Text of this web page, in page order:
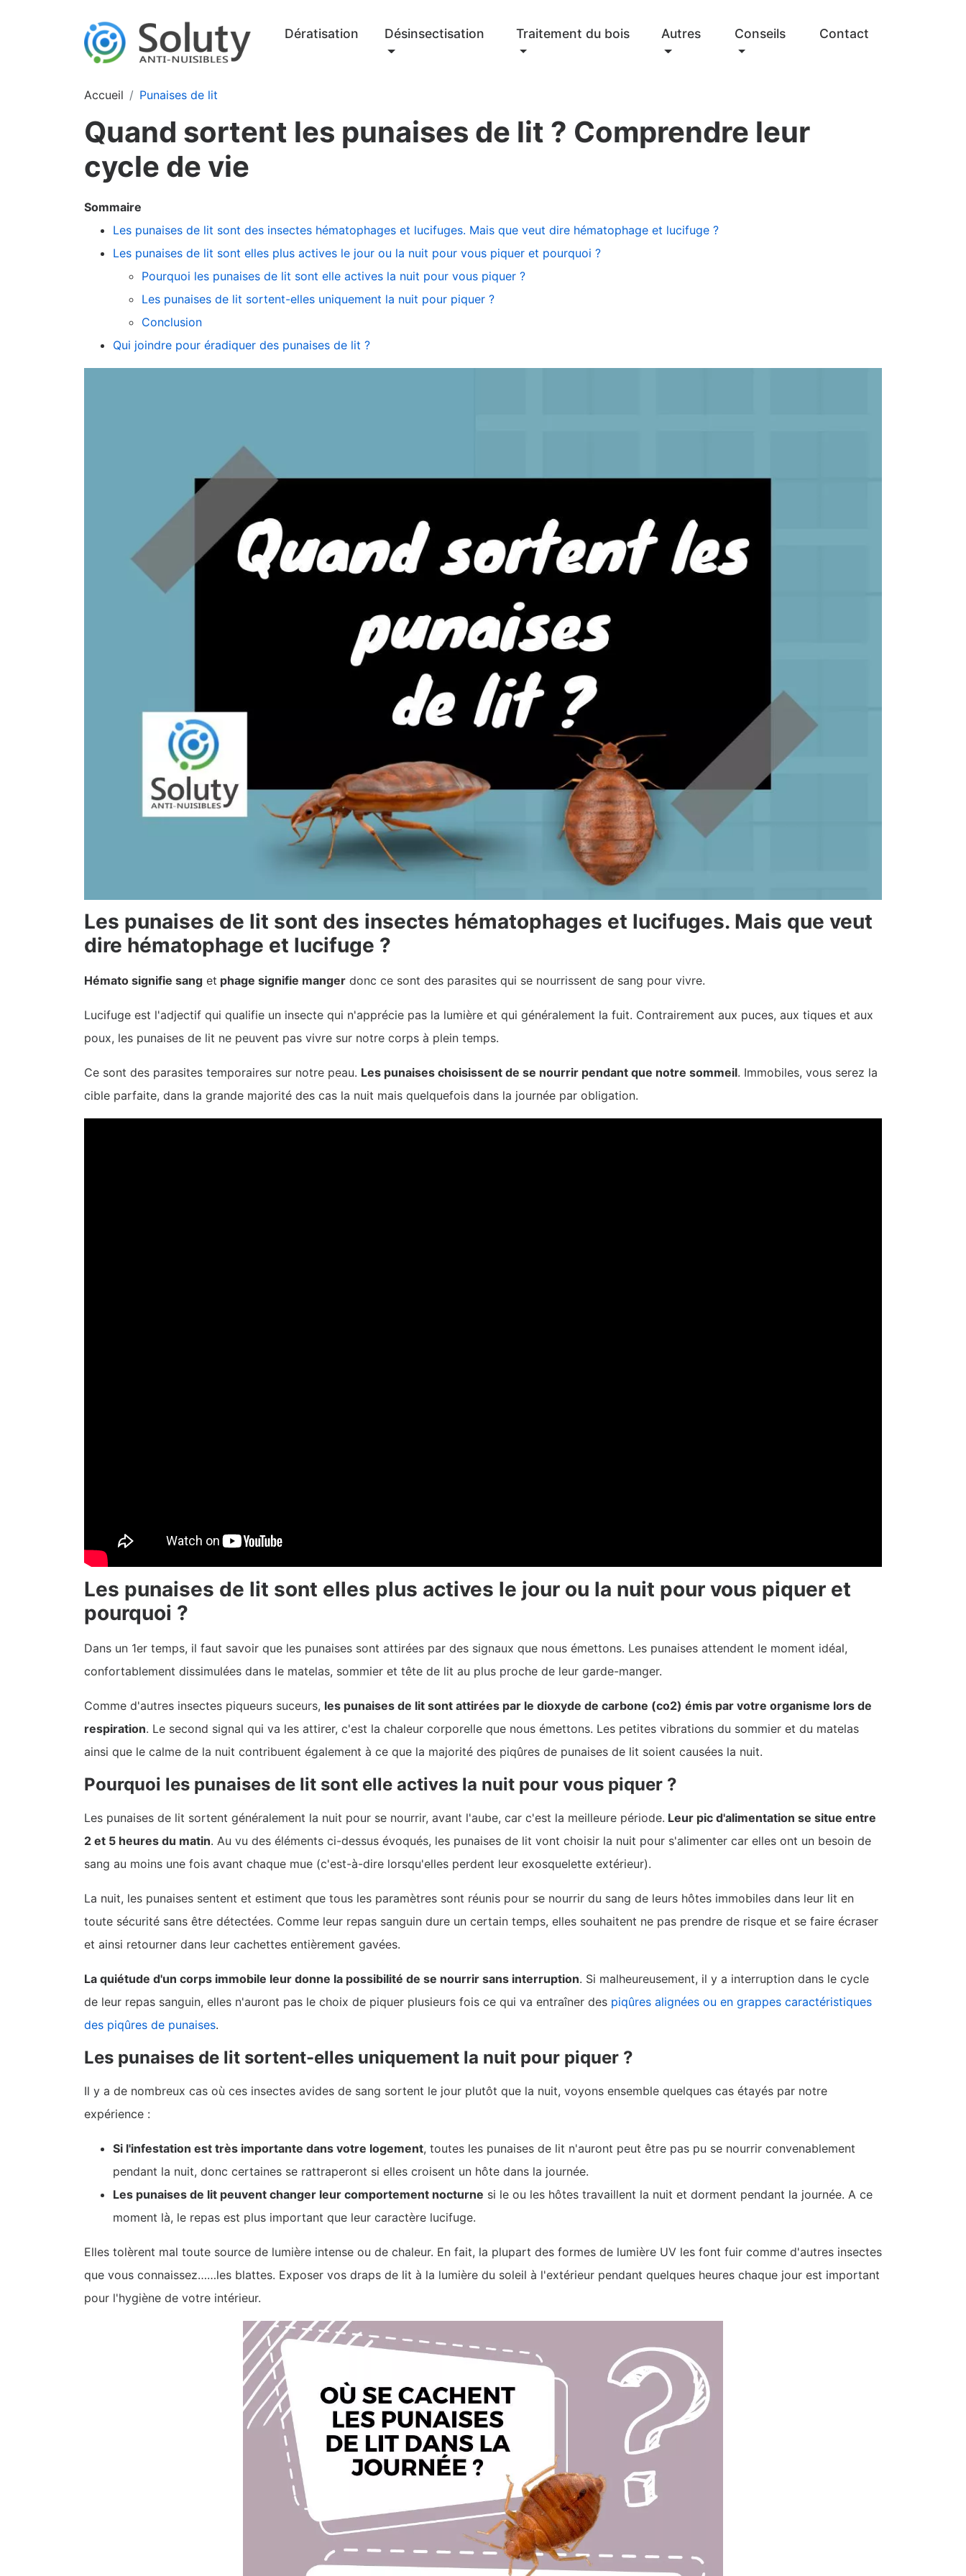
Dératisation Désinsectisation Traitement du bois Autres Conseils Contact
Accueil Punaises de lit
Quand sortent les punaises de lit ? Comprendre leur
cycle de vie
Sommaire
Les punaises de lit sont des insectes hématophages et lucifuges. Mais que veut dire hématophage et lucifuge ?
Les punaises de lit sont elles plus actives le jour ou la nuit pour vous piquer et pourquoi ?
Pourquoi les punaises de lit sont elle actives la nuit pour vous piquer ?
Les punaises de lit sortent-elles uniquement la nuit pour piquer ?
Conclusion
Qui joindre pour éradiquer des punaises de lit ?
Les punaises de lit sont des insectes hématophages et lucifuges. Mais que veut
dire hématophage et lucifuge ?
Hémato signifie sang et phage signifie manger donc ce sont des parasites qui se nourrissent de sang pour vivre.
Lucifuge est l'adjectif qui qualifie un insecte qui n'apprécie pas la lumière et qui généralement la fuit. Contrairement aux puces, aux tiques et aux
poux, les punaises de lit ne peuvent pas vivre sur notre corps à plein temps.
Ce sont des parasites temporaires sur notre peau. Les punaises choisissent de se nourrir pendant que notre sommeil. Immobiles, vous serez la
cible parfaite, dans la grande majorité des cas la nuit mais quelquefois dans la journée par obligation.
Les punaises de lit sont elles plus actives le jour ou la nuit pour vous piquer et
pourquoi ?
Dans un 1er temps, il faut savoir que les punaises sont attirées par des signaux que nous émettons. Les punaises attendent le moment idéal,
confortablement dissimulées dans le matelas, sommier et tête de lit au plus proche de leur garde-manger.
Comme d'autres insectes piqueurs suceurs, les punaises de lit sont attirées par le dioxyde de carbone (co2) émis par votre organisme lors de
respiration. Le second signal qui va les attirer, c'est la chaleur corporelle que nous émettons. Les petites vibrations du sommier et du matelas
ainsi que le calme de la nuit contribuent également à ce que la majorité des piqûres de punaises de lit soient causées la nuit.
Pourquoi les punaises de lit sont elle actives la nuit pour vous piquer ?
Les punaises de lit sortent généralement la nuit pour se nourrir, avant l'aube, car c'est la meilleure période. Leur pic d'alimentation se situe entre
2 et 5 heures du matin. Au vu des éléments ci-dessus évoqués, les punaises de lit vont choisir la nuit pour s'alimenter car elles ont un besoin de
sang au moins une fois avant chaque mue (c'est-à-dire lorsqu'elles perdent leur exosquelette extérieur).
La nuit, les punaises sentent et estiment que tous les paramètres sont réunis pour se nourrir du sang de leurs hôtes immobiles dans leur lit en
toute sécurité sans être détectées. Comme leur repas sanguin dure un certain temps, elles souhaitent ne pas prendre de risque et se faire écraser
et ainsi retourner dans leur cachettes entièrement gavées.
La quiétude d'un corps immobile leur donne la possibilité de se nourrir sans interruption. Si malheureusement, il y a interruption dans le cycle
de leur repas sanguin, elles n'auront pas le choix de piquer plusieurs fois ce qui va entraîner des piqûres alignées ou en grappes caractéristiques
des piqûres de punaises.
Les punaises de lit sortent-elles uniquement la nuit pour piquer ?
Il y a de nombreux cas où ces insectes avides de sang sortent le jour plutôt que la nuit, voyons ensemble quelques cas étayés par notre
expérience :
Si l'infestation est très importante dans votre logement, toutes les punaises de lit n'auront peut être pas pu se nourrir convenablement
pendant la nuit, donc certaines se rattraperont si elles croisent un hôte dans la journée.
Les punaises de lit peuvent changer leur comportement nocturne si le ou les hôtes travaillent la nuit et dorment pendant la journée. A ce
moment là, le repas est plus important que leur caractère lucifuge.
Elles tolèrent mal toute source de lumière intense ou de chaleur. En fait, la plupart des formes de lumière UV les font fuir comme d'autres insectes
que vous connaissez……les blattes. Exposer vos draps de lit à la lumière du soleil à l'extérieur pendant quelques heures chaque jour est important
pour l'hygiène de votre intérieur.